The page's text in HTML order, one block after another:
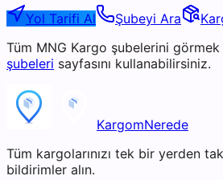
Yol Tarifi Al Şubeyi Ara
Tüm MNG Kargo şubelerini
şubeleri sayfasını kullanabilirsiniz.
KargomNerede
Tüm kargolarınızı tek bir yerden
bildirimler alın.